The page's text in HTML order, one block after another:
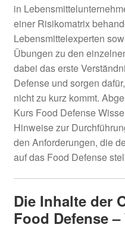
in
einer Risikomatrix
Lebensmittelexperten
Übungen zu den
dabei das erste
Defense und sorgen
nicht zu kurz kommt.
Kurs Food Defense
Hinweise zur
den Anforderungen, die
auf das Food Defense
Die Inhalte der
Food Defense